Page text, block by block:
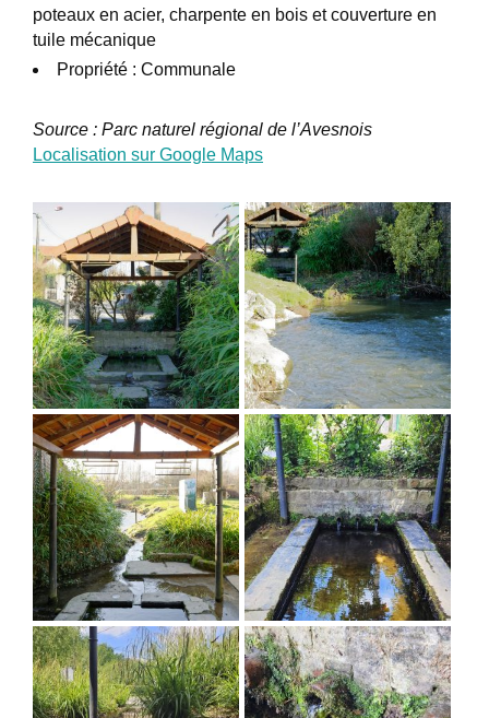
poteaux en acier, charpente en bois et couverture en
tuile mécanique
Propriété : Communale
Source : Parc naturel régional de l’Avesnois
Localisation sur Google Maps